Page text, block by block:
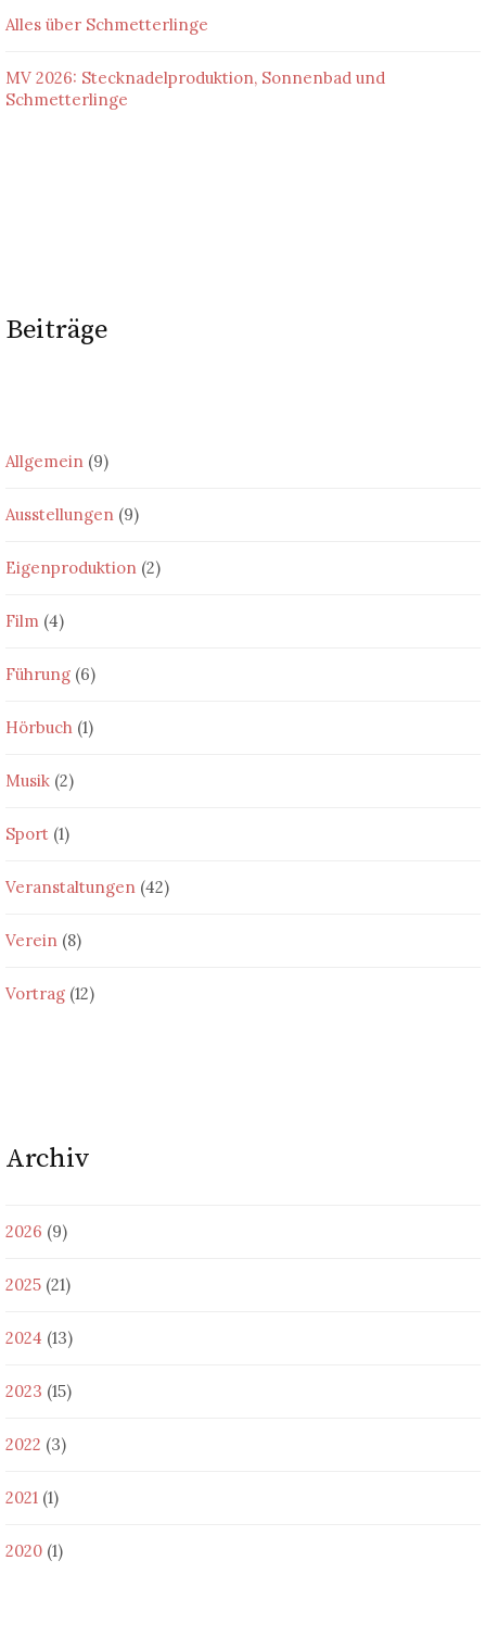
Alles über Schmetterlinge
MV 2026: Stecknadelproduktion, Sonnenbad und
Schmetterlinge
Beiträge
Allgemein (9)
Ausstellungen (9)
Eigenproduktion (2)
Film (4)
Führung (6)
Hörbuch (1)
Musik (2)
Sport (1)
Veranstaltungen (42)
Verein (8)
Vortrag (12)
Archiv
2026 (9)
2025 (21)
2024 (13)
2023 (15)
2022 (3)
2021 (1)
2020 (1)